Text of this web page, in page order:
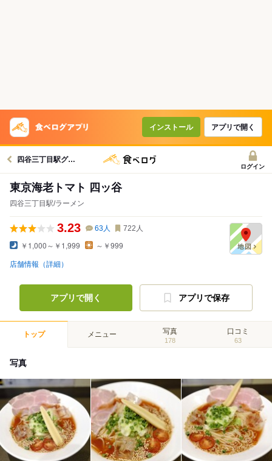
インストール アプリで開く
四谷三丁目駅グルメへ
ログイン
東京海老トマト 四ッ谷
四谷三丁目駅/ラーメン
3.23 63人 722 人
￥1,000～￥1,999 ～￥999
店舗情報（詳細）
アプリで開く アプリで保存
トップ メニュー 写真
178
口コミ
63
写真